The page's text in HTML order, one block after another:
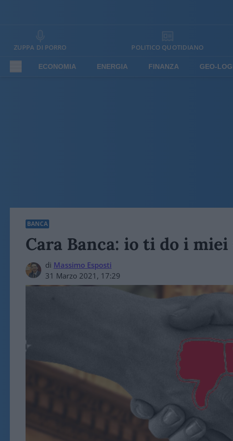
ZUPPA DI PORRO POLITICO QUOTIDIANO
ECONOMIA ENERGIA FINANZA GEO-
BANCA
Cara Banca: io ti do i
di Massimo Esposti
31 Marzo 2021, 17:29